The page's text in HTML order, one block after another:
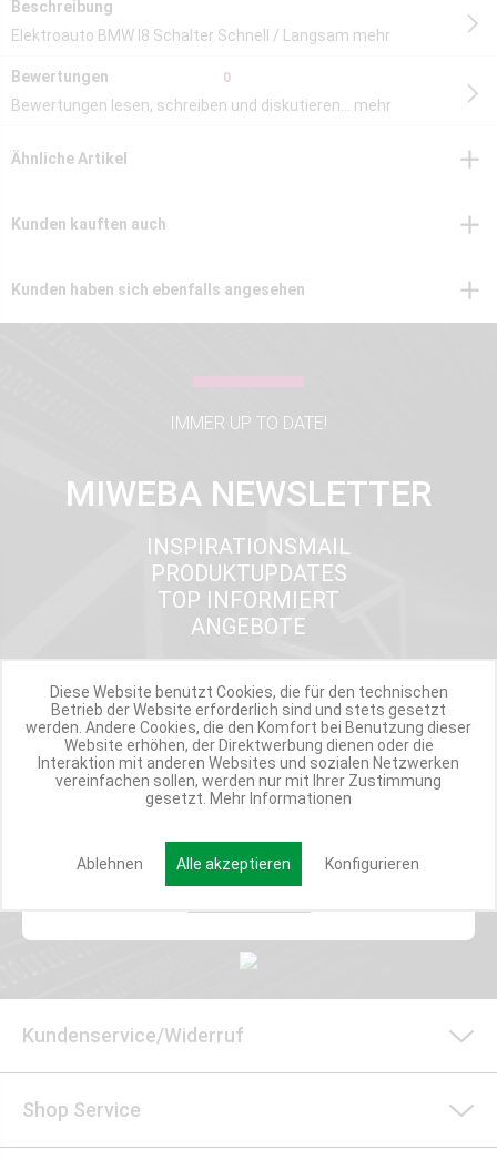
Beschreibung
Elektroauto BMW I8 Schalter Schnell / Langsam mehr
Bewertungen 0
Bewertungen lesen, schreiben und diskutieren... mehr
Ähnliche Artikel
Kunden kauften auch
Kunden haben sich ebenfalls angesehen
IMMER UP TO DATE!
MIWEBA NEWSLETTER
INSPIRATIONSMAIL
PRODUKTUPDATES
TOP INFORMIERT
ANGEBOTE
Werde Teil der Miweba Community!
Verpasse nie wieder exklusive Newsletter-Rabatte und Aktionen
Kundenservice/Widerruf
Shop Service
Diese Website benutzt Cookies, die für den technischen
Betrieb der Website erforderlich sind und stets gesetzt
werden. Andere Cookies, die den Komfort bei Benutzung dieser
Website erhöhen, der Direktwerbung dienen oder die
Interaktion mit anderen Websites und sozialen Netzwerken
vereinfachen sollen, werden nur mit Ihrer Zustimmung
gesetzt. Mehr Informationen
Ablehnen Alle akzeptieren Konfigurieren